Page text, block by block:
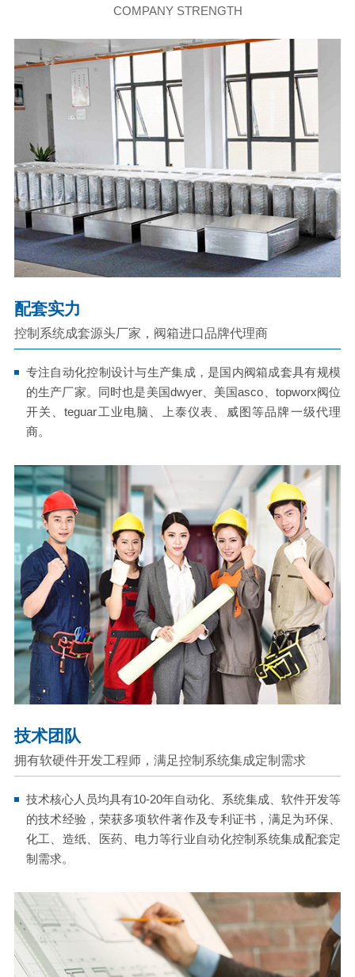
COMPANY STRENGTH
配套实力
控制系统成套源头厂家，阀箱进口品牌代理商
专注自动化控制设计与生产集成，是国内阀箱成套具有规模
的生产厂家。同时也是美国dwyer、美国asco、topworx阀位
开关、teguar工业电脑、上泰仪表、威图等品牌一级代理
商。
技术团队
拥有软硬件开发工程师，满足控制系统集成定制需求
技术核心人员均具有10-20年自动化、系统集成、软件开发等
的技术经验，荣获多项软件著作及专利证书，满足为环保、
化工、造纸、医药、电力等行业自动化控制系统集成配套定
制需求。